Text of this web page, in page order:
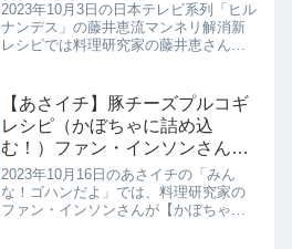
2023年10月3日の日本テレビ系列「ヒル
ナンデス」の藤井恵流マンネリ解消新
レシピでは料理研究家の藤井恵さんが
このホイル焼き】の作り方を教えてく
れたので詳しく紹介します。>...
【あさイチ】豚チーズプルコギ
レシピ（かぼちゃに詰め込
む！）ファン・インソンさん｜
10月16日
2023年10月16日のあさイチの「みん
な！ゴハンだよ」では、料理研究家の
ファン・インソンさんが【かぼちゃに